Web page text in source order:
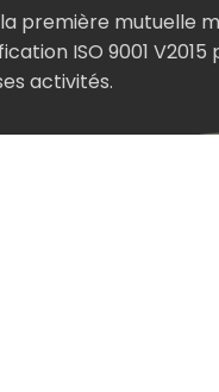
la première mutuelle
ISO 9001 V2015
activités.